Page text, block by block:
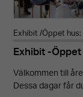
Exhibit /Öppet
Exhibit -
Välkommen till
Dessa dagar får